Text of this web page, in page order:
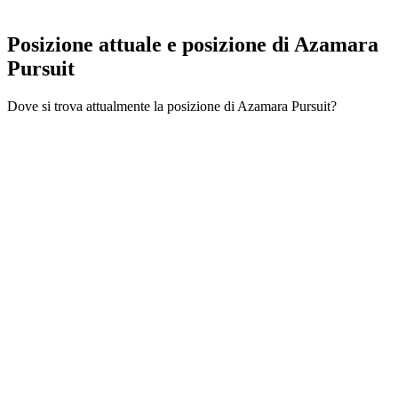
Posizione attuale e posizione di Azamara
Pursuit
Dove si trova attualmente la posizione di Azamara Pursuit?